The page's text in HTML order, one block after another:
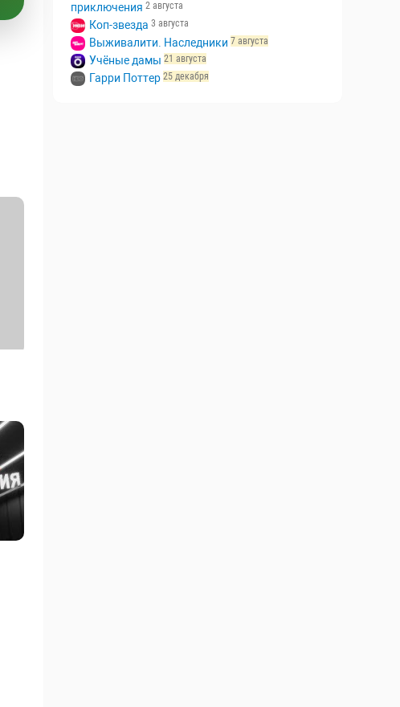
НОВЫЕ ПРОЕКТЫ
Алиса в стране чудес. Безумные
приключения 2 августа
Коп-звезда 3 августа
Выживалити. Наследники